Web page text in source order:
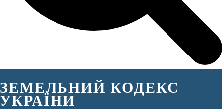
ЗЕМЕЛЬНИЙ КОДЕКС
УКРАЇНИ